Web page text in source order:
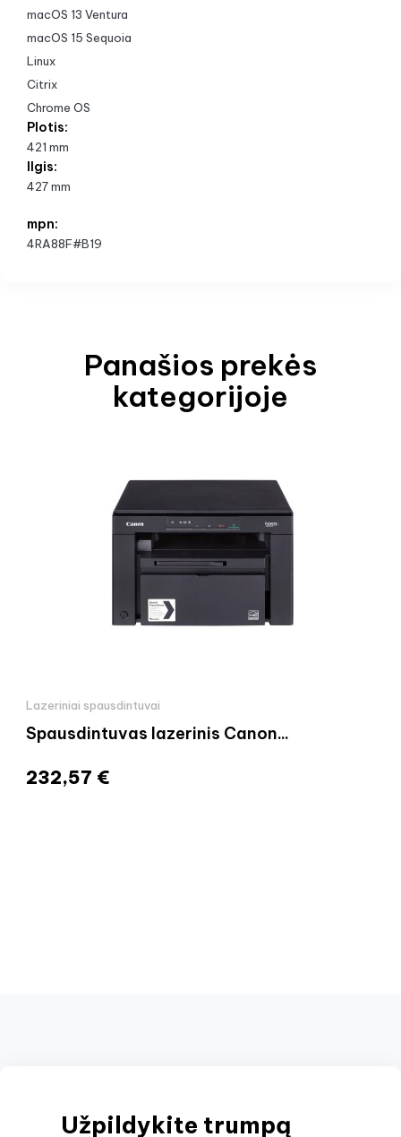
macOS 13 Ventura
macOS 15 Sequoia
Linux
Citrix
Chrome OS
Plotis:
421 mm
Ilgis:
427 mm
mpn:
4RA88F#B19
Panašios prekės
kategorijoje
Lazeriniai spausdintuvai
Spausdintuvas lazerinis Canon...
232,57 €
Užpildykite trumpą